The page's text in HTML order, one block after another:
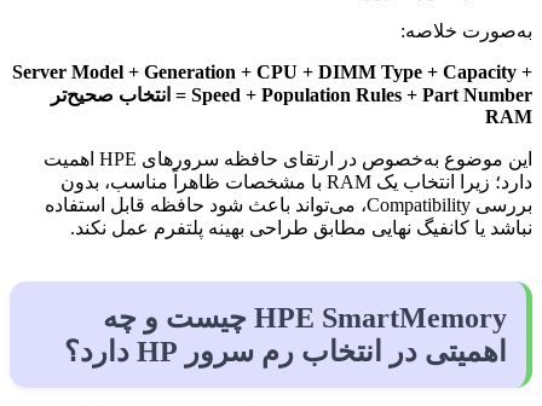
به‌صورت خلاصه:
Server Model + Generation + CPU + DIMM Type + Capacity +
Speed + Population Rules + Part Number = انتخاب صحیح‌تر
RAM
این موضوع به‌خصوص در ارتقای حافظه سرورهای HPE اهمیت
دارد؛ زیرا انتخاب یک RAM با مشخصات ظاهراً مناسب، بدون
بررسی Compatibility، می‌تواند باعث شود حافظه قابل استفاده
نباشد یا کانفیگ نهایی مطابق طراحی بهینه پلتفرم عمل نکند.
HPE SmartMemory چیست و چه
اهمیتی در انتخاب رم سرور HP دارد؟